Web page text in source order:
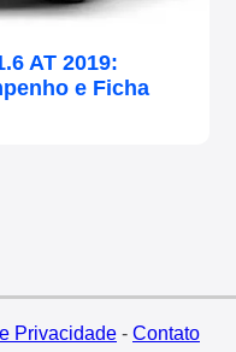
AT 2019:
e Ficha
Privacidade- Contato